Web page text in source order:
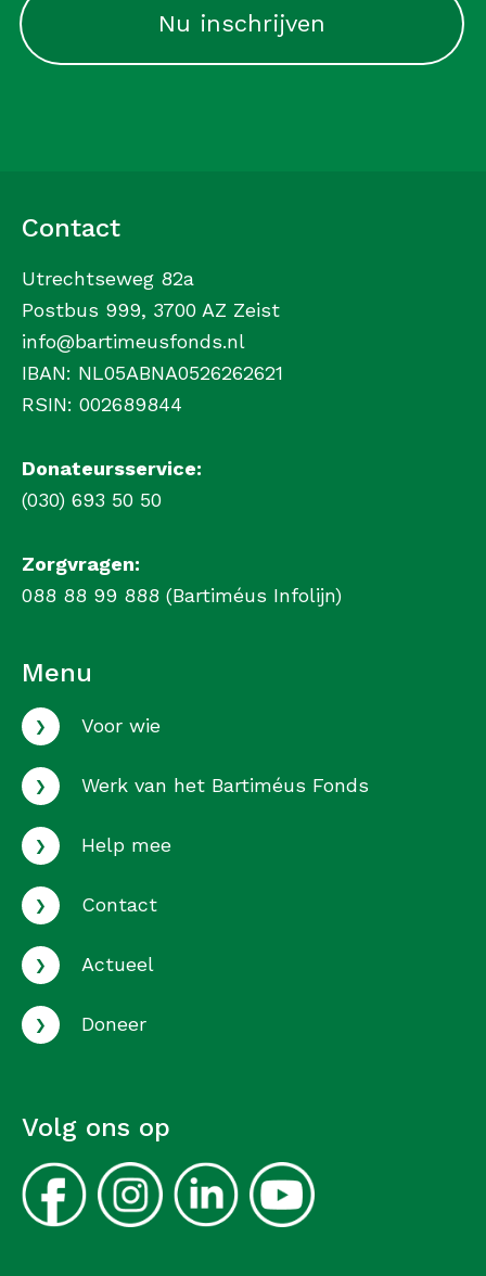
Contact
Utrechtseweg 82a
Postbus 999, 3700 AZ Zeist
info@bartimeusfonds.nl
IBAN: NL05ABNA0526262621
RSIN: 002689844
Donateursservice:
(030) 693 50 50
Zorgvragen:
088 88 99 888 (Bartiméus Infolijn)
Menu
› Voor wie
› Werk van het Bartiméus Fonds
› Help mee
› Contact
› Actueel
› Doneer
Volg ons op